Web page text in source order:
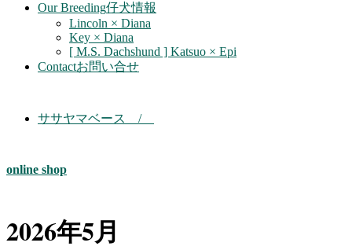
Our Breeding仔犬情報
Lincoln × Diana
Key × Diana
[ M.S. Dachshund ] Katsuo × Epi
Contactお問い合せ
ササヤマベース /
online shop
2026年5月